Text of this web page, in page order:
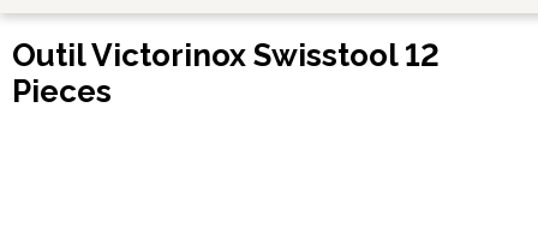
Outil Victorinox Swisstool 12
Pieces